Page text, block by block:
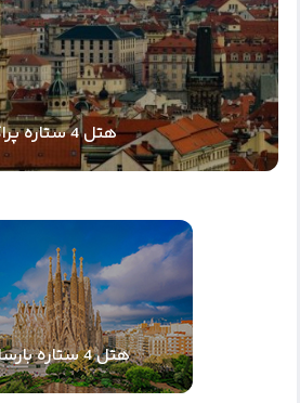
هتل 4 ستاره پراگ
هتل 4 ستاره بارسلون